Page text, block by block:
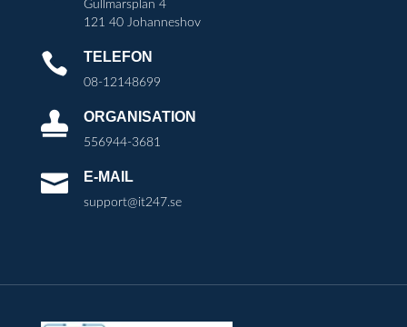
Gullmarsplan 4
121 40 Johanneshov
 TELEFON
08-12148699
 ORGANISATION
556944-3681
 E-MAIL
support@it247.se